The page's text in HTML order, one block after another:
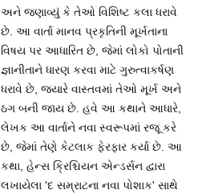
અને જણાવ્યું કે તેઓ વિશિષ્ટ કલા ધરાવે
છે. આ વાર્તા માનવ પ્રકૃતિની મૂર્ખતાના
વિષય પર આધારિત છે, જેમાં લોકો પોતાની
જ્ઞાનીતાને ધારણ કરવા માટે ગુરુત્વાકર્ષણ
ધરાવે છે, જ્યારે વાસ્તવમાં તેઓ મૂર્ખ અને
ઠગ બની જાય છે. હવે આ કથાને આધારે,
લેખક આ વાર્તાને નવા સ્વરૂપમાં રજૂ કરે
છે, જેમાં તેણે કેટલાક ફેરફાર કર્યા છે. આ
કથા, હેન્સ ક્રિશ્ચિયન એન્ડર્સન દ્વારા
લખાયેલા 'દ સમ્રાટના નવા પોશાક' સાથે